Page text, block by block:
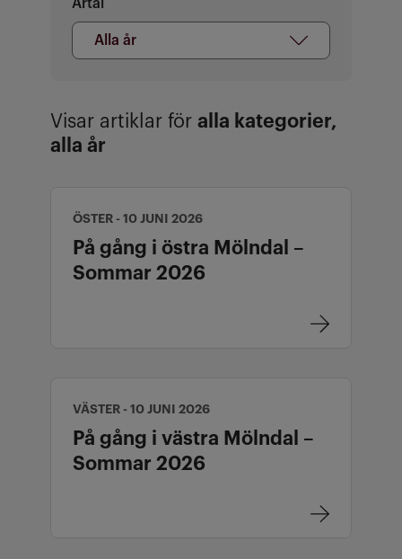
Årtal
Alla år
Valt årtal Alla år
Visar artiklar för alla kategorier,
alla år
ÖSTER - 10 JUNI 2026
På gång i östra Mölndal –
Sommar 2026
VÄSTER - 10 JUNI 2026
På gång i västra Mölndal –
Sommar 2026